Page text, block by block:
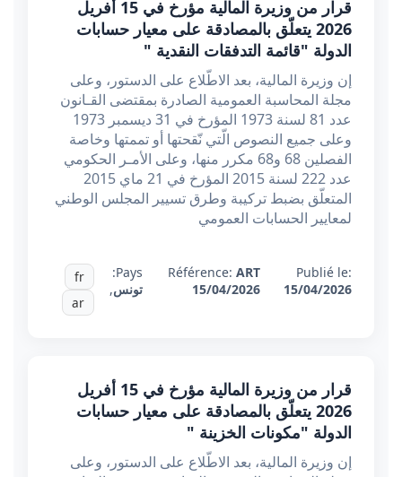
قرار من وزيرة المالية مؤرخ في 15 أفريل
2026 يتعلّق بالمصادقة على معيار حسابات
الدولة "قائمة التدفقات النقدية "
إن وزيرة المالية، بعد الاطّلاع على الدستور، وعلى
مجلة المحاسبة العمومية الصادرة بمقتضى القـانون
عدد 81 لسنة 1973 المؤرخ في 31 ديسمبر 1973
وعلى جميع النصوص الّتي نّقحتها أو تممتها وخاصة
الفصلين 68 و68 مكرر منها، وعلى الأمـر الحكومي
عدد 222 لسنة 2015 المؤرخ في 21 ماي 2015
المتعلّق بضبط تركيبة وطرق تسيير المجلس الوطني
لمعايير الحسابات العمومي
Publié le:
15/04/2026
Référence:ART
15/04/2026
Pays:
تونس,
fr
ar
قرار من وزيرة المالية مؤرخ في 15 أفريل
2026 يتعلّق بالمصادقة على معيار حسابات
الدولة "مكونات الخزينة "
إن وزيرة المالية، بعد الاطّلاع على الدستور، وعلى